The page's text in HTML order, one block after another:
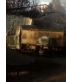
ДАНИСТЕ
ЭЖЕ-СИҢДИЛЕР
АЗАТТЫК+
ОНЛАЙН ШЕРИНЕ